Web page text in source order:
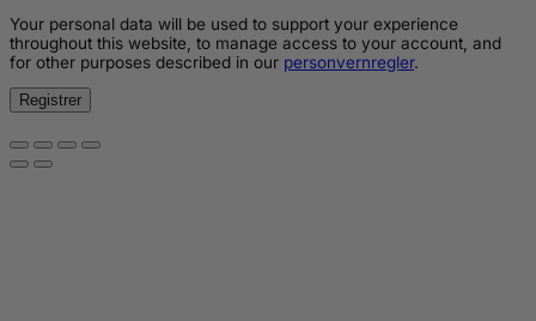
Your personal data will be used to support your experience
throughout this website, to manage access to your account, and
for other purposes described in our personvernregler.
Registrer